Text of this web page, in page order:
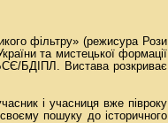
фільтру» (режисура Рози
та мистецької формації
БДІПЛ. Вистава розкриває
і учасниця вже півроку
пошуку до історичного